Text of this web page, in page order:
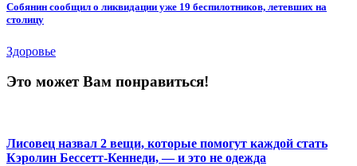
Собянин сообщил о ликвидации уже 19 беспилотников, летевших на
столицу
Здоровье
Это может Вам понравиться!
Лисовец назвал 2 вещи, которые помогут каждой стать
Кэролин Бессетт-Кеннеди, — и это не одежда